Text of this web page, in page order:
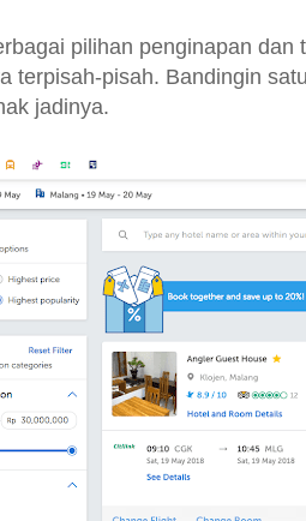
pilihan penginapan dan
terpisah-pisah. Bandingin
jadinya.